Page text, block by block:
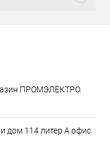
ПРОМЭЛЕКТРО.
дом 114 литер А офис